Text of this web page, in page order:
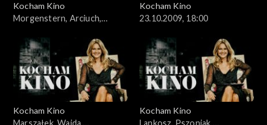
Kocham Kino
Morgenstern, Arciuch,
Kocham Kino
23.10.2009, 18:00
Kocham Kino
Kocham Kino